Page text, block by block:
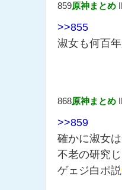
859原神まとめ
>>855
淑女も何百
868原神まとめ
>>859
確かに淑女
不老の研究
ゲェジ白ポ説